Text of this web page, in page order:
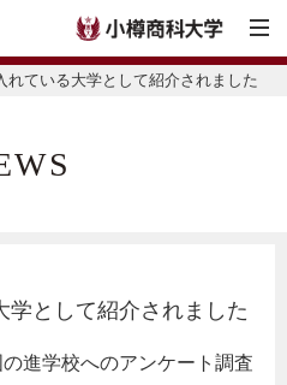
れている大学として紹介されました
学として紹介されました
進学校へのアンケート調査